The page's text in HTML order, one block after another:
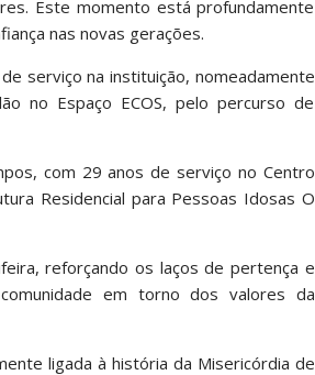
Este momento está profundamente
nas novas gerações.
serviço na instituição, nomeadamente
no Espaço ECOS, pelo percurso de
com 29 anos de serviço no Centro
Residencial para Pessoas Idosas O
reforçando os laços de pertença e
em torno dos valores da
ligada à história da Misericórdia de